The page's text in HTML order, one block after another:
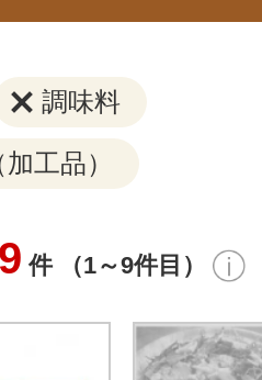
調味料
工品）
9 件 （1～9件目）